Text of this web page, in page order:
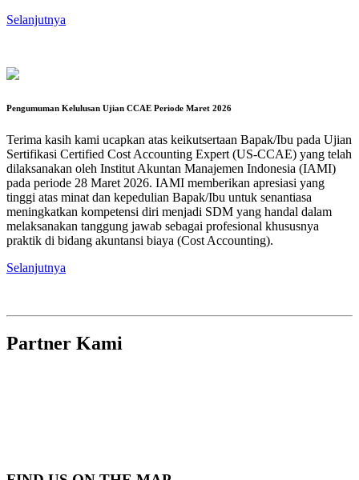
Selanjutnya
Pengumuman Kelulusan Ujian CCAE Periode Maret 2026
Terima kasih kami ucapkan atas keikutsertaan Bapak/Ibu pada Ujian
Sertifikasi Certified Cost Accounting Expert (US-CCAE) yang telah
dilaksanakan oleh Institut Akuntan Manajemen Indonesia (IAMI)
pada periode 28 Maret 2026. IAMI memberikan apresiasi yang
tinggi atas minat dan kepedulian Bapak/Ibu untuk senantiasa
meningkatkan kompetensi diri menjadi SDM yang handal dalam
melaksanakan tanggung jawab sebagai profesional khususnya
praktik di bidang akuntansi biaya (Cost Accounting).
Selanjutnya
Partner Kami